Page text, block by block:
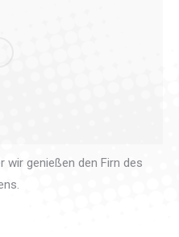
wir genießen den Firn des